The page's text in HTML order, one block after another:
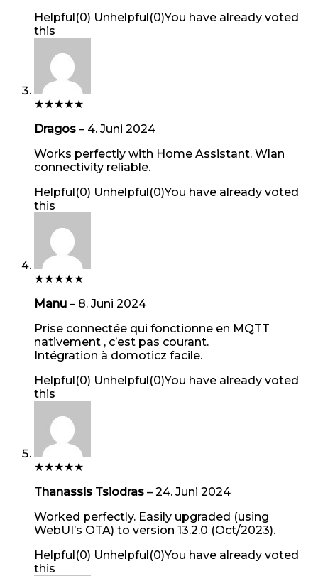
Helpful(0) Unhelpful(0)You have already voted
this
★★★★★
Dragos – 4. Juni 2024
Works perfectly with Home Assistant. Wlan
connectivity reliable.
Helpful(0) Unhelpful(0)You have already voted
this
★★★★★
Manu – 8. Juni 2024
Prise connectée qui fonctionne en MQTT
nativement , c’est pas courant.
Intégration à domoticz facile.
Helpful(0) Unhelpful(0)You have already voted
this
★★★★★
Thanassis Tsiodras – 24. Juni 2024
Worked perfectly. Easily upgraded (using
WebUI’s OTA) to version 13.2.0 (Oct/2023).
Helpful(0) Unhelpful(0)You have already voted
this